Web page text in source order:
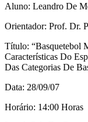
Aluno: Leandro De
Orientador: Prof. Dr.
Título: “Basquetebol
Características Do
Das Categorias De
Data: 28/09/07
Horário: 14:00 Horas